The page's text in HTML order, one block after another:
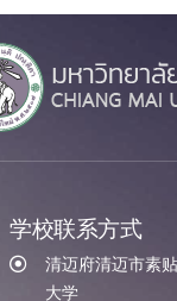
学校联系方式
清迈府清迈市素
大学